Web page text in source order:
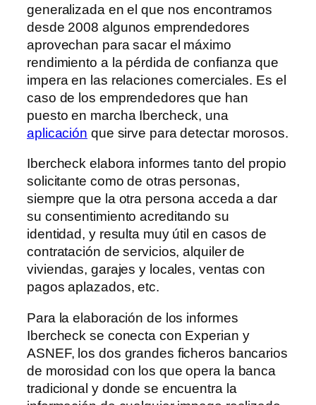
generalizada en el que nos encontramos
desde 2008 algunos emprendedores
aprovechan para sacar el máximo
rendimiento a la pérdida de confianza que
impera en las relaciones comerciales. Es el
caso de los emprendedores que han
puesto en marcha Ibercheck, una
aplicación que sirve para detectar morosos.
Ibercheck elabora informes tanto del propio
solicitante como de otras personas,
siempre que la otra persona acceda a dar
su consentimiento acreditando su
identidad, y resulta muy útil en casos de
contratación de servicios, alquiler de
viviendas, garajes y locales, ventas con
pagos aplazados, etc.
Para la elaboración de los informes
Ibercheck se conecta con Experian y
ASNEF, los dos grandes ficheros bancarios
de morosidad con los que opera la banca
tradicional y donde se encuentra la